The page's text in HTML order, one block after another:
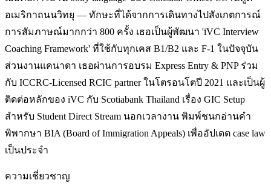
อเมริกาถนนวิทยุ — ทักษะที่ได้จากการเดินทางไปสังเกตการณ์
การสัมภาษณ์มากกว่า 800 ครั้ง เธอเป็นผู้พัฒนา 'iVC Interview
Coaching Framework' ที่ใช้กับทุกเคส B1/B2 และ F-1 ในปัจจุบัน
ส่วนงานแคนาดา เธอผ่านการอบรม Express Entry & PNP ร่วม
กับ ICCRC-Licensed RCIC partner ในโตรอนโตปี 2021 และเป็นผู้
ติดต่อหลักของ iVC กับ Scotiabank Thailand เรื่อง GIC Setup
สำหรับ Student Direct Stream นอกเวลางาน พิมพ์ชนกอ่านคำ
พิพากษา BIA (Board of Immigration Appeals) เพื่ออัปเดต case law
เป็นประจำ
ความเชี่ยวชาญ